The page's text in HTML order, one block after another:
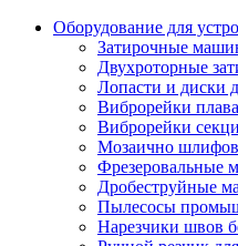
Оборудование для
Затирочные
Двухроторные
Лопасти и диски
Виброрейки
Виброрейки
Мозаично
Фрезеровальные
Дробеструйные
Пылесосы
Нарезчики швов